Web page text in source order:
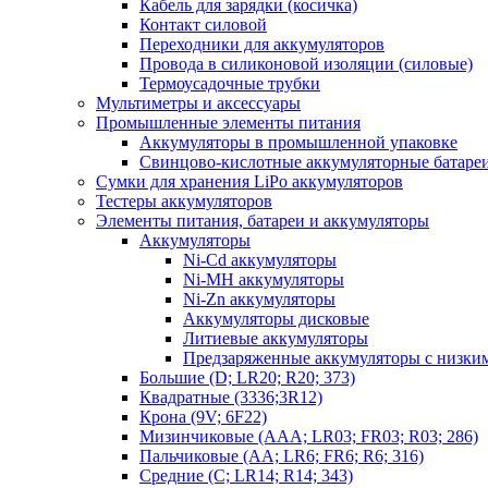
Кабель для зарядки (косичка)
Контакт силовой
Переходники для аккумуляторов
Провода в силиконовой изоляции (силовые)
Термоусадочные трубки
Мультиметры и аксессуары
Промышленные элементы питания
Аккумуляторы в промышленной упаковке
Свинцово-кислотные аккумуляторные
Сумки для хранения LiPo аккумуляторов
Тестеры аккумуляторов
Элементы питания, батареи и аккумуляторы
Аккумуляторы
Ni-Cd аккумуляторы
Ni-MH аккумуляторы
Ni-Zn аккумуляторы
Аккумуляторы дисковые
Литиевые аккумуляторы
Предзаряженные аккумуляторы с
Большие (D; LR20; R20; 373)
Квадратные (3336;3R12)
Крона (9V; 6F22)
Мизинчиковые (AAA; LR03; FR03; R03; 286)
Пальчиковые (AA; LR6; FR6; R6; 316)
Средние (C; LR14; R14; 343)